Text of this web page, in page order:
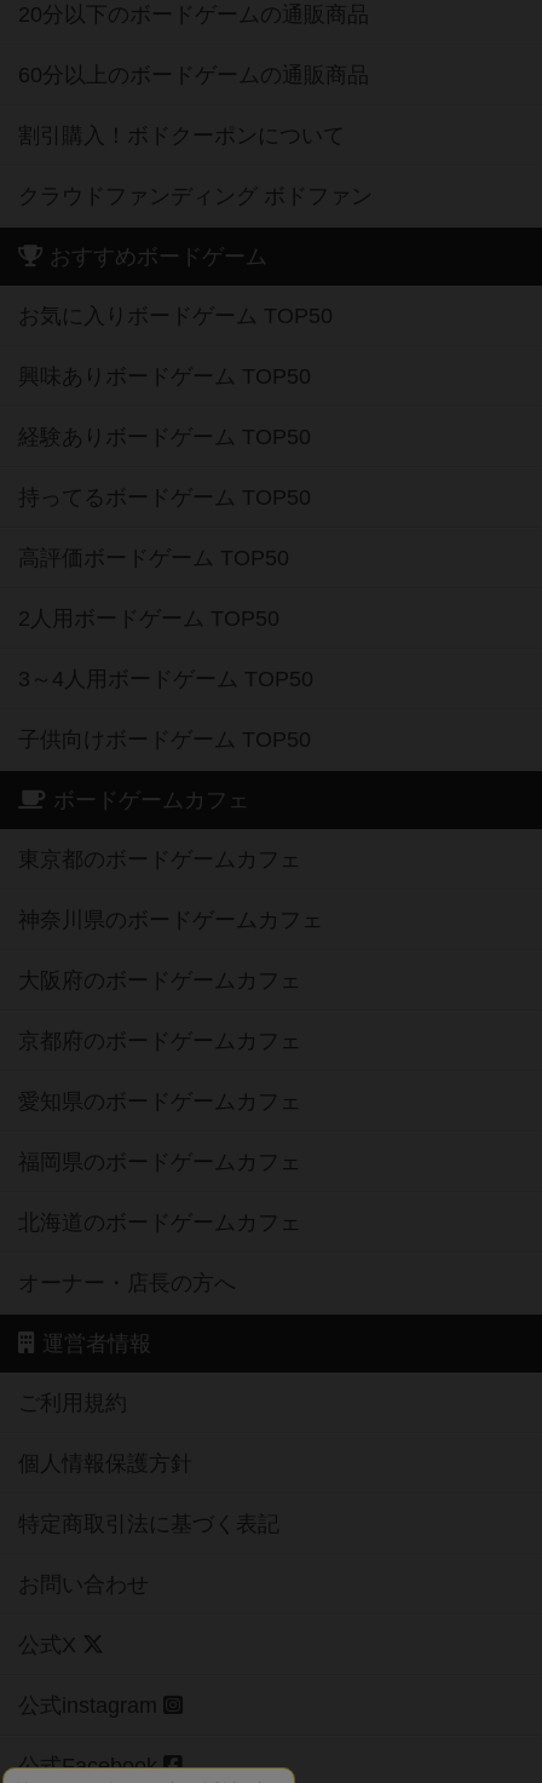
20分以下のボードゲームの通販商品
60分以上のボードゲームの通販商品
割引購入！ボドクーポンについて
クラウドファンディング ボドファン
おすすめボードゲーム
お気に入りボードゲーム TOP50
興味ありボードゲーム TOP50
経験ありボードゲーム TOP50
持ってるボードゲーム TOP50
高評価ボードゲーム TOP50
2人用ボードゲーム TOP50
3～4人用ボードゲーム TOP50
子供向けボードゲーム TOP50
ボードゲームカフェ
東京都のボードゲームカフェ
神奈川県のボードゲームカフェ
大阪府のボードゲームカフェ
京都府のボードゲームカフェ
愛知県のボードゲームカフェ
福岡県のボードゲームカフェ
北海道のボードゲームカフェ
オーナー・店長の方へ
運営者情報
ご利用規約
個人情報保護方針
特定商取引法に基づく表記
お問い合わせ
公式X
公式instagram
公式Facebook